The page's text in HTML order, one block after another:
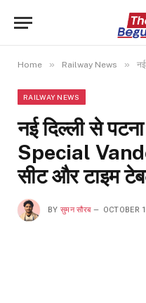
Home » Railway News » नई
RAILWAY NEWS
नई दिल्ली से
Special
सीट और टाइम
BY सुमन सौरब OCTOBER